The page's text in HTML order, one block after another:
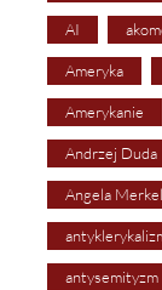
AI
Ameryka
Amerykanie
Andrzej Duda
Angela Merkel
antysemityzm